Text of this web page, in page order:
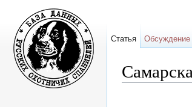
Статья Обсуждение